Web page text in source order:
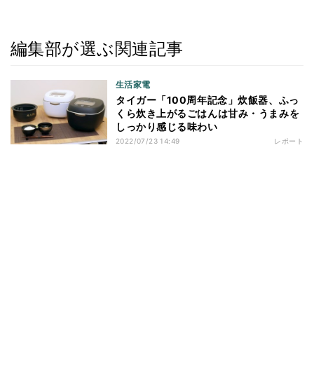
編集部が選ぶ関連記事
生活家電
タイガー「100周年記念」炊飯器、ふっ
くら炊き上がるごはんは甘み・うまみを
しっかり感じる味わい
2022/07/23 14:49 レポート